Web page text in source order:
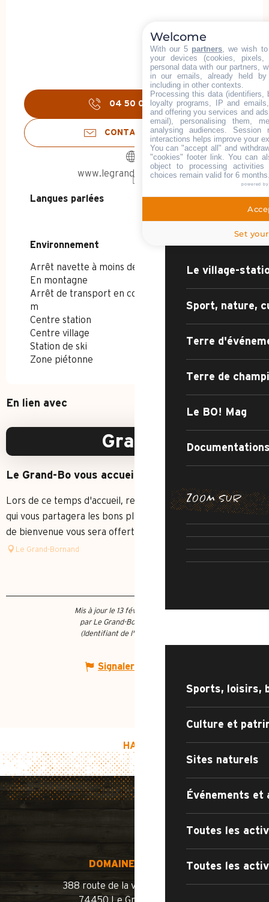
ACCUEIL - ÉTÉ
Le village-
Sport, nature,
Terre
Terre de
Le BO! Mag
ZOOM SUR
SENTIER DE
CHEMIN
RUE DE
Sports, loisirs,
Culture et
Sites naturels
Événements et
Toutes les
Toutes les
04 50 02 78▒▒
CONTACTEZ-NOUS
www.legrandbornand.com
Langues parlées
Langues parlées
Environnement
Environnement
Arrêt navette à moins de 300 m
En montagne
Arrêt de transport en commun à moins de 500
m
Centre station
Centre village
Station de ski
Zone piétonne
En lien avec
Gratuit
Le Grand-Bo vous accueille
Lors de ce temps d'accueil, rencontrez l'équipe d'animation
qui vous partagera les bons plans de la semaine. Un verre
de bienvenue vous sera offert à cette occasion.
Le Grand-Bornand
Mis à jour le 13 février 2026 à 16:49
par Le Grand-Bornand Tourisme
(Identifiant de l'offre :
Signaler une erreur
HAUT DE PAGE
DOMAINE SKIABLE
388 route de la vallée du Bouchet
74450 Le Grand-Bornand
Welcome
With our 5 partners, we wish to
your devices (cookies,
personal data with our partners,
in our emails, already held
including in other contexts.
Processing this data (identifiers,
loyalty programs, IP and
and offering you services and
email), personalising them,
analysing audiences.
interactions helps improve your
You can "accept all" and
"cookies" footer link. You can
object to processing
choices remain valid for 6
powered by
Set